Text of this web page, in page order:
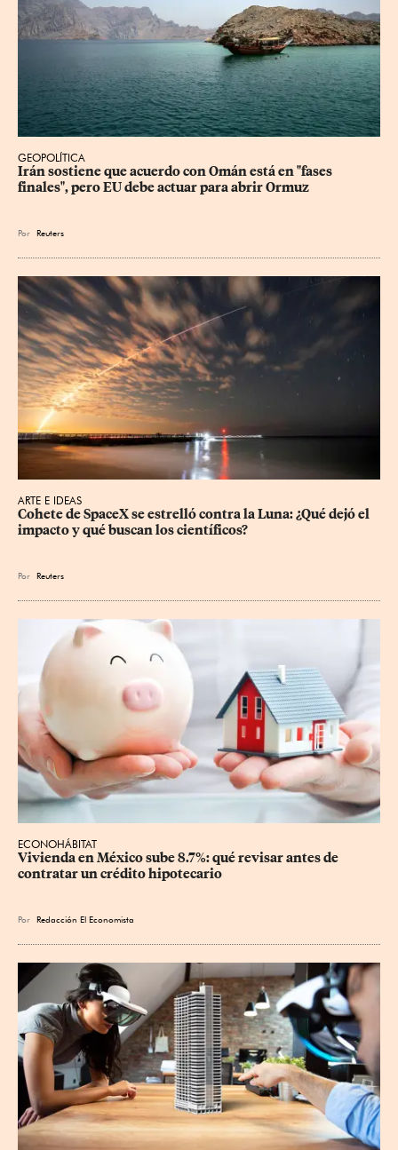
GEOPOLÍTICA
Irán sostiene que acuerdo con Omán está en "fases
finales", pero EU debe actuar para abrir Ormuz
Por Reuters
ARTE E IDEAS
Cohete de SpaceX se estrelló contra la Luna: ¿Qué dejó el
impacto y qué buscan los científicos?
Por Reuters
ECONOHÁBITAT
Vivienda en México sube 8.7%: qué revisar antes de
contratar un crédito hipotecario
Por Redacción El Economista